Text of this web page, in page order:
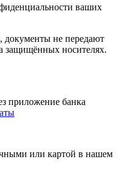
ваших
не передают
защищённых носителях.
приложение банка
или картой в нашем